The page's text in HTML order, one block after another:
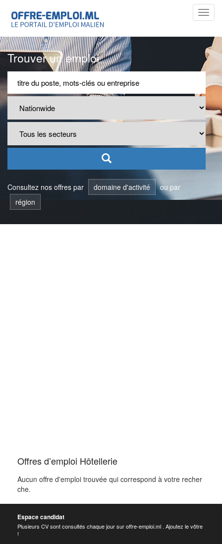
Trouver un emploi
Consultez nos offres par domaine d'activité
ou par
région
Offres d’emploi Hôtellerie
Aucun offre d'emploi trouvée qui correspond à votre recher
che.
Espace candidat
Plusieurs CV sont consultés chaque jour sur offre-emploi.ml . Ajoutez le vôtre
!